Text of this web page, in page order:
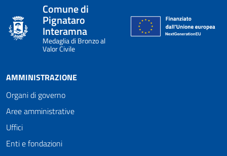
Comune di
Pignataro
Interamna
Medaglia di Bronzo al
Valor Civile
AMMINISTRAZIONE
Organi di governo
Aree amministrative
Uffici
Enti e fondazioni